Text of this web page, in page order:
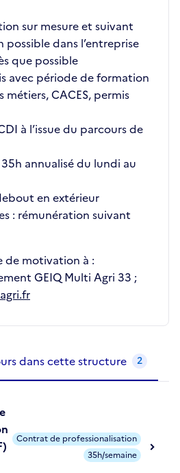
sur mesure et suivant
dans l’entreprise
que possible
avec période de formation
CACES, permis
à l’issue du parcours de
annualisé du lundi au
en extérieur
: rémunération suivant
de motivation à :
GEIQ Multi Agri 33 ;
dans cette structure 2
Contrat de professionalisation
35h/semaine